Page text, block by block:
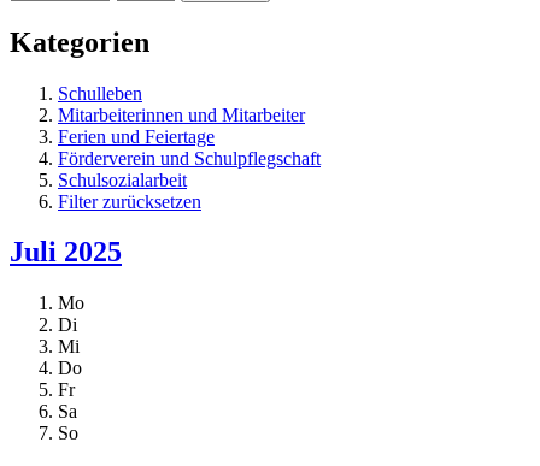
Kategorien
Schulleben
Mitarbeiterinnen und Mitarbeiter
Ferien und Feiertage
Förderverein und Schulpflegschaft
Schulsozialarbeit
Filter zurücksetzen
Juli 2025
Mo
Di
Mi
Do
Fr
Sa
So